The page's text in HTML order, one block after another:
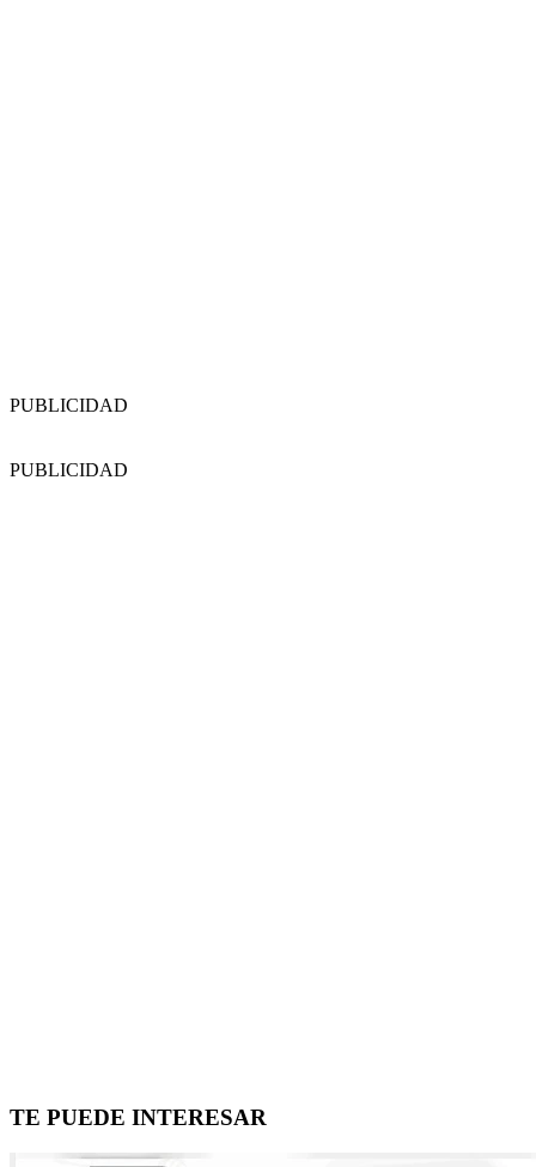
PUBLICIDAD
PUBLICIDAD
TE PUEDE INTERESAR